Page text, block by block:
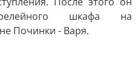
шкафа на
Починки - Варя.